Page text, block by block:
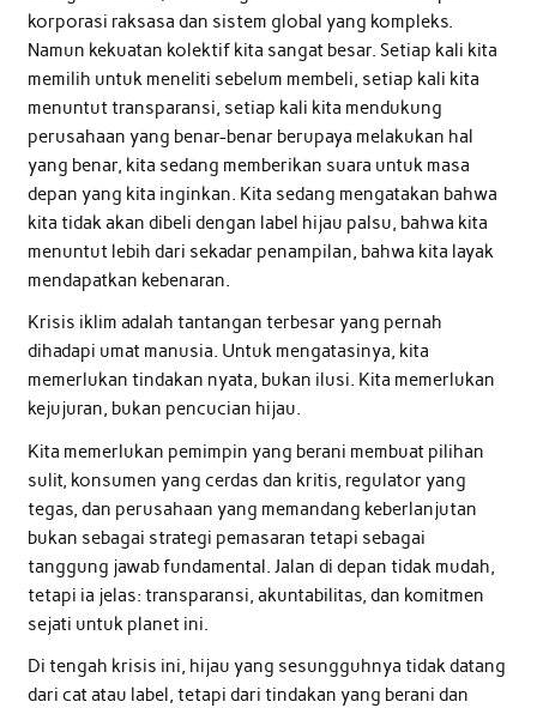
korporasi raksasa dan sistem global yang kompleks.
Namun kekuatan kolektif kita sangat besar. Setiap kali kita
memilih untuk meneliti sebelum membeli, setiap kali kita
menuntut transparansi, setiap kali kita mendukung
perusahaan yang benar-benar berupaya melakukan hal
yang benar, kita sedang memberikan suara untuk masa
depan yang kita inginkan. Kita sedang mengatakan bahwa
kita tidak akan dibeli dengan label hijau palsu, bahwa kita
menuntut lebih dari sekadar penampilan, bahwa kita layak
mendapatkan kebenaran.
Krisis iklim adalah tantangan terbesar yang pernah
dihadapi umat manusia. Untuk mengatasinya, kita
memerlukan tindakan nyata, bukan ilusi. Kita memerlukan
kejujuran, bukan pencucian hijau.
Kita memerlukan pemimpin yang berani membuat pilihan
sulit, konsumen yang cerdas dan kritis, regulator yang
tegas, dan perusahaan yang memandang keberlanjutan
bukan sebagai strategi pemasaran tetapi sebagai
tanggung jawab fundamental. Jalan di depan tidak mudah,
tetapi ia jelas: transparansi, akuntabilitas, dan komitmen
sejati untuk planet ini.
Di tengah krisis ini, hijau yang sesungguhnya tidak datang
dari cat atau label, tetapi dari tindakan yang berani dan